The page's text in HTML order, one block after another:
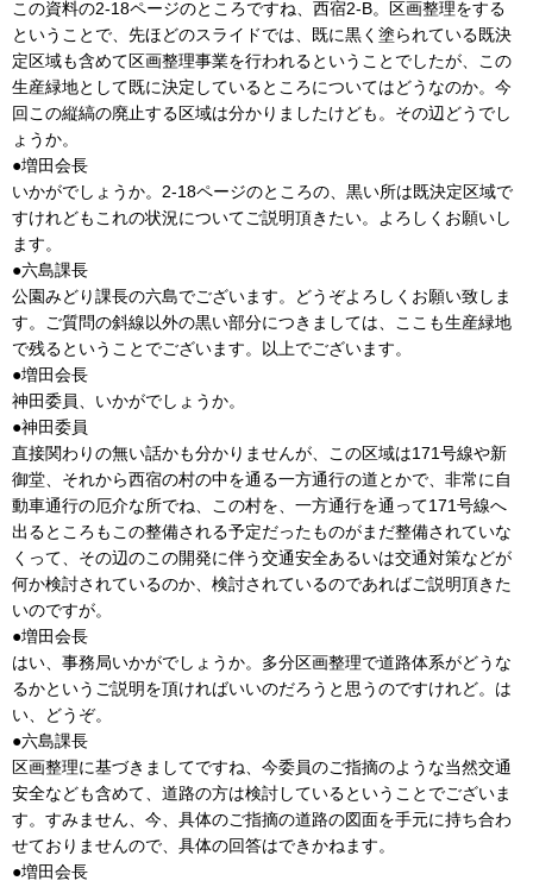
この資料の2-18ページのところですね、西宿2-B。区画整理をする
ということで、先ほどのスライドでは、既に黒く塗られている既決
定区域も含めて区画整理事業を行われるということでしたが、この
生産緑地として既に決定しているところについてはどうなのか。今
回この縦縞の廃止する区域は分かりましたけども。その辺どうでし
ょうか。
●増田会長
いかがでしょうか。2-18ページのところの、黒い所は既決定区域で
すけれどもこれの状況についてご説明頂きたい。よろしくお願いし
ます。
●六島課長
公園みどり課長の六島でございます。どうぞよろしくお願い致しま
す。ご質問の斜線以外の黒い部分につきましては、ここも生産緑地
で残るということでございます。以上でございます。
●増田会長
神田委員、いかがでしょうか。
●神田委員
直接関わりの無い話かも分かりませんが、この区域は171号線や新
御堂、それから西宿の村の中を通る一方通行の道とかで、非常に自
動車通行の厄介な所でね、この村を、一方通行を通って171号線へ
出るところもこの整備される予定だったものがまだ整備されていな
くって、その辺のこの開発に伴う交通安全あるいは交通対策などが
何か検討されているのか、検討されているのであればご説明頂きた
いのですが。
●増田会長
はい、事務局いかがでしょうか。多分区画整理で道路体系がどうな
るかというご説明を頂ければいいのだろうと思うのですけれど。は
い、どうぞ。
●六島課長
区画整理に基づきましてですね、今委員のご指摘のような当然交通
安全なども含めて、道路の方は検討しているということでございま
す。すみません、今、具体のご指摘の道路の図面を手元に持ち合わ
せておりませんので、具体の回答はできかねます。
●増田会長